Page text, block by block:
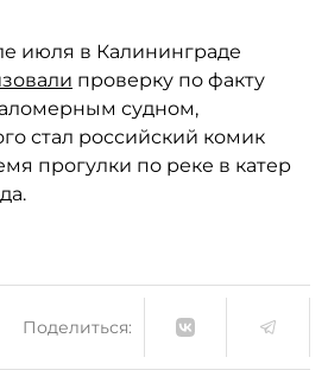
июля в Калининграде
проверку по факту
судном,
стал российский комик
прогулки по реке в катер
Поделиться: